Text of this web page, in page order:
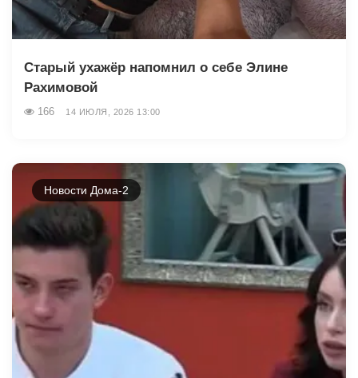
Старый ухажёр напомнил о себе Элине
Рахимовой
166 14 ИЮЛЯ, 2026 13:00
Новости Дома-2